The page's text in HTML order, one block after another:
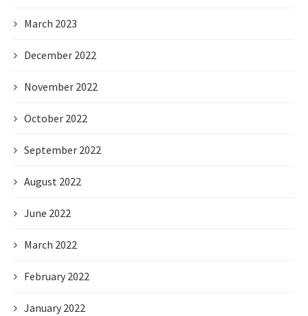
March 2023
December 2022
November 2022
October 2022
September 2022
August 2022
June 2022
March 2022
February 2022
January 2022